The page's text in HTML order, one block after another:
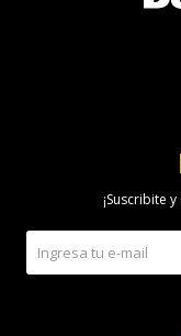
¡Suscribite